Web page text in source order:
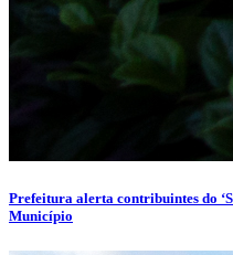
Prefeitura alerta contribuintes do
Município